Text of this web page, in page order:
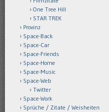
One Tree Hill
STAR TREK
Provinz
Space-Back
Space-Car
Space-Friends
Space-Home
Space-Music
Space-Web
Twitter
Space-Work
Sprüche / Zitate / Weisheiten